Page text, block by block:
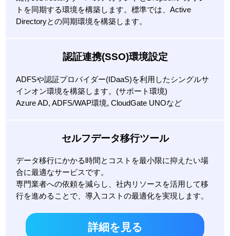
トを同期する環境を構築します。標準では、Active
Directoryとの同期環境を構築します。
認証連携(SSO)環境設定
ADFSや認証プロバイダー(IDaaS)を利用したシングルサ
インオン環境を構築します。(サポート環境)
Azure AD, ADFS/WAP環境, CloudGate UNOなど
セルフデータ移行ツール
データ移行にかかる時間とコストを最小限に抑えたい場
合に最適なサービスです。
専門業者への依頼を減らし、社内リソースを活用して移
行を進めることで、導入コストの最適化を実現します。
詳細を見る